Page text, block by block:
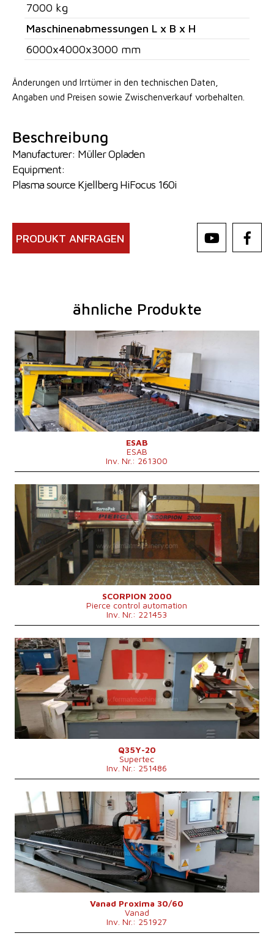
7000 kg
Maschinenabmessungen L x B x H
6000x4000x3000 mm
Änderungen und Irrtümer in den technischen Daten,
Angaben und Preisen sowie Zwischenverkauf vorbehalten.
Beschreibung
Manufacturer: Müller Opladen
Equipment:
Plasma source Kjellberg HiFocus 160i
PRODUKT ANFRAGEN
ähnliche Produkte
Baujahr:
2002
Max. Werkstücklänge
8000 mm
Max. Blechdicke
30 mm
Max. Werkstückbreite2000 mm
Kontrollsystem
nein
ESAB
ESAB
Inv. Nr.: 261300
Baujahr:
2004
Max. Werkstücklänge
3000 mm
Max. Werkstückbreite
1500 mm
Max. Dicke des Schneidmaterials15 mm
Art des Schneid
Plasma
Kontrollsystem
nein
SCORPION 2000
Pierce control automation
Inv. Nr.: 221453
Baujahr:
2023
Max. Werkstücklänge
Max. Werkstückbreite
mm
Max. Dicke des Schneidmaterialsmm
Art des Schneid
Kontrollsystem
nein
Q35Y-20
Supertec
Inv. Nr.: 251486
Baujahr:
0
Max. Werkstücklänge
6000 mm
Max. Werkstückbreite
3000 mm
Max. Dicke des Schneidmaterialsmm
Art des Schneid
Plasma
Blechabmessung
4000x2000 mm
Kontrollsystem
nein
Vanad Proxima 30/60
Vanad
Inv. Nr.: 251927